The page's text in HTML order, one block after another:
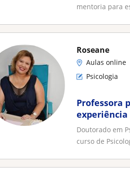
mentoria para
Roseane
Aulas online
Psicologia
Professora
experiência
Doutorado em
curso de